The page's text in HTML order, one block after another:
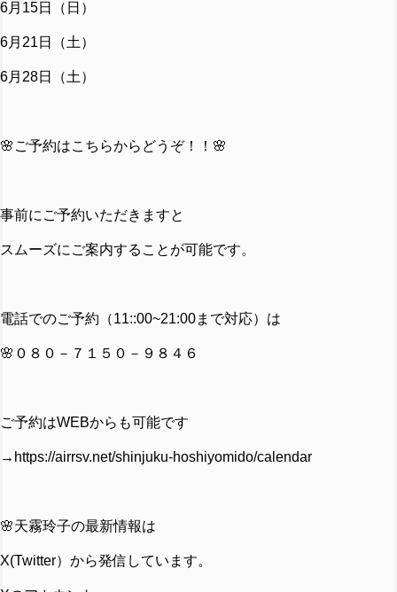
6月15日（日）
6月21日（土）
6月28日（土）
🌸ご予約はこちらからどうぞ！！🌸
事前にご予約いただきますと
スムーズにご案内することが可能です。
電話でのご予約（11::00~21:00まで対応）は
🌸０８０－７１５０－９８４６
ご予約はWEBからも可能です
→https://airrsv.net/shinjuku-hoshiyomido/calendar
🌸天霧玲子の最新情報は
X(Twitter）から発信しています。